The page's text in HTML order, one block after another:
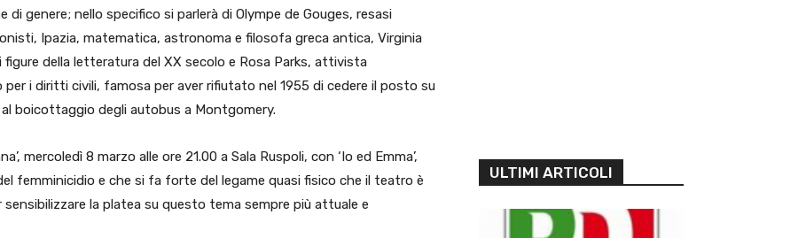
genere; nello specifico si parlerà di Olympe de Gouges, resasi
Ipazia, matematica, astronoma e filosofa greca antica, Virginia
della letteratura del XX secolo e Rosa Parks, attivista
i diritti civili, famosa per aver rifiutato nel 1955 di cedere il posto su
boicottaggio degli autobus a Montgomery.
mercoledì 8 marzo alle ore 21.00 a Sala Ruspoli, con ‘Io ed Emma’,
femminicidio e che si fa forte del legame quasi fisico che il teatro è
la platea su questo tema sempre più attuale e
ULTIMI ARTICOLI